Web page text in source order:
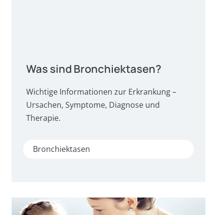
Was sind Bronchiektasen?
Wichtige Informationen zur Erkrankung –
Ursachen, Symptome, Diagnose und
Therapie.
Bronchiektasen